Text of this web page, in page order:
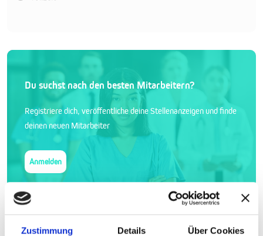
Zustimmung Details Über Cookies
Du suchst nach den besten Mitarbeitern?
Registriere dich, veröffentliche deine Stellenanzeigen und finde
deinen neuen Mitarbeiter
Anmelden
0 offene Stellen